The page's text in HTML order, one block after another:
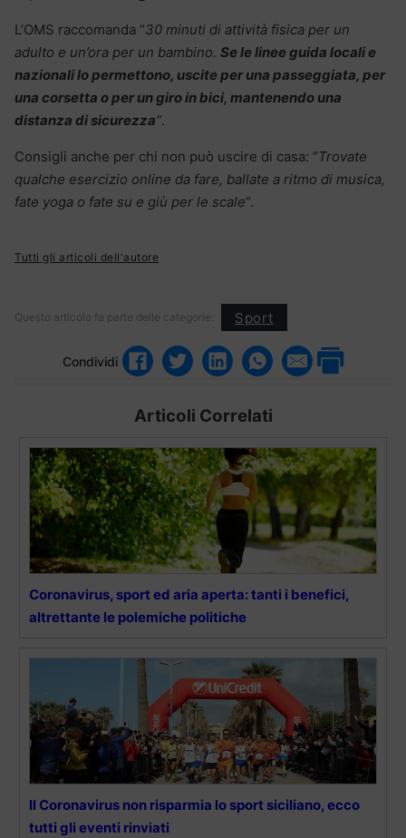
L’OMS raccomanda “30 minuti di attività fisica per un
adulto e un’ora per un bambino. Se le linee guida locali e
nazionali lo permettono, uscite per una passeggiata, per
una corsetta o per un giro in bici, mantenendo una
distanza di sicurezza“.
Consigli anche per chi non può uscire di casa: “Trovate
qualche esercizio online da fare, ballate a ritmo di musica,
fate yoga o fate su e giù per le scale“.
Tutti gli articoli dell'autore
Questo articolo fa parte delle categorie: Sport
Condividi
Articoli Correlati
Coronavirus, sport ed aria aperta: tanti i benefici,
altrettante le polemiche politiche
Il Coronavirus non risparmia lo sport siciliano, ecco
tutti gli eventi rinviati